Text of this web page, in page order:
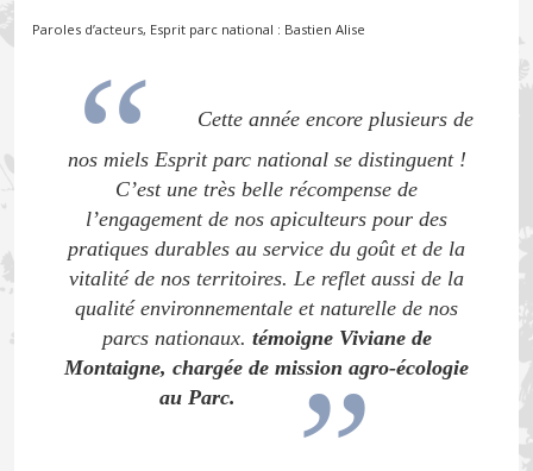
Paroles d’acteurs, Esprit parc national : Bastien Alise
Cette année encore plusieurs de
nos mielsEsprit parc nationalse distinguent !
C’est une très belle récompense de
l’engagement de nos apiculteurs pour des
pratiques durables au service du goût et de la
vitalité de nos territoires. Le reflet aussi de la
qualité environnementale et naturelle de nos
parcs nationaux. témoigne Viviane de
Montaigne, chargée de mission agro-écologie
au Parc.